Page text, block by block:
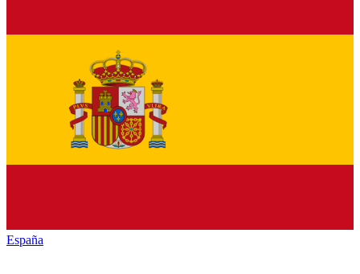
España